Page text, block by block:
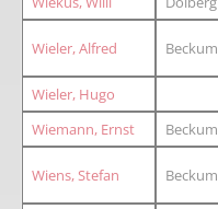
Wieler, Alfred Beckum
Wieler, Hugo
Wiemann, Ernst
Beckum
Wiens, Stefan Beckum